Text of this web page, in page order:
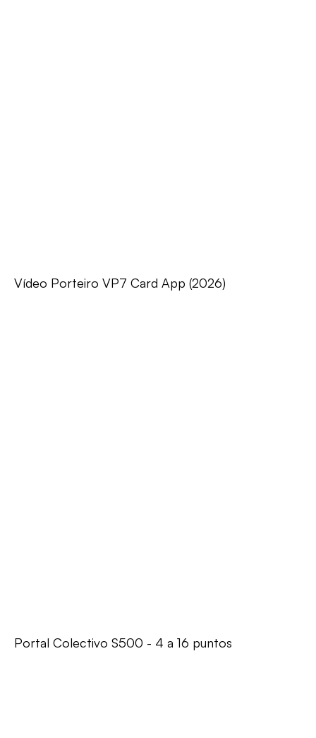
Vídeo Porteiro VP7 Card App (2026)
Portal Colectivo S500 - 4 a 16 puntos